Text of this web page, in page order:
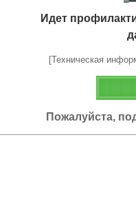
Идет
[Техническая
Пожалуйста,